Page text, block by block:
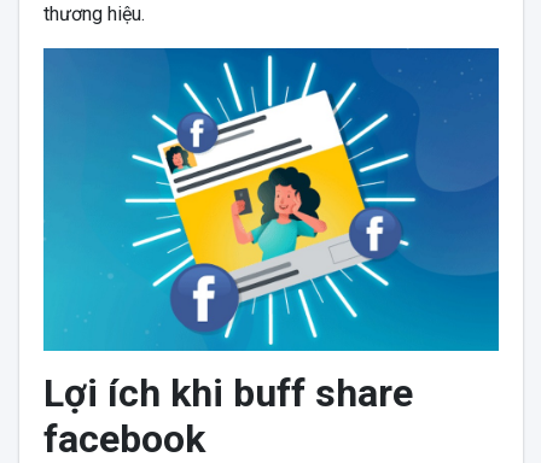
thương hiệu.
Lợi ích khi buff share
facebook